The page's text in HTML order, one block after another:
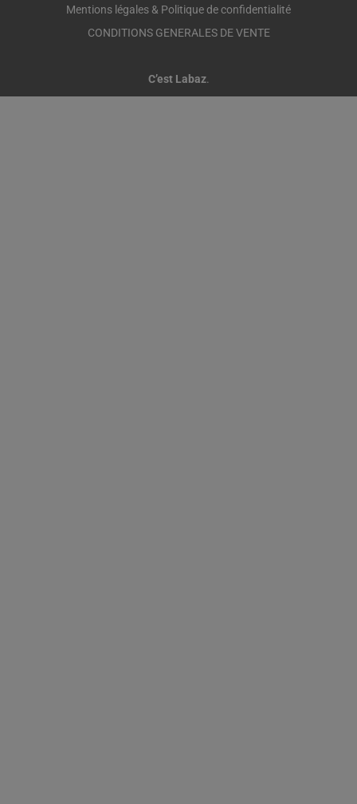
Mentions légales & Politique de confidentialité
CONDITIONS GENERALES DE VENTE
C’est Labaz.